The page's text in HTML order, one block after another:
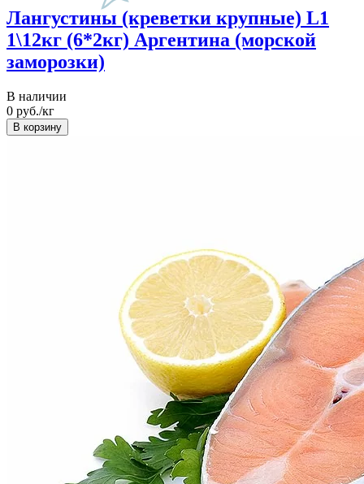
Лангустины (креветки крупные) L1
1\12кг (6*2кг) Аргентина (морской
заморозки)
В наличии
0 руб./кг